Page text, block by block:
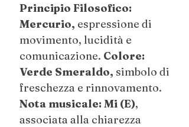
Principio Filosofico:
Mercurio, espressione di
movimento, lucidità e
comunicazione. Colore:
Verde Smeraldo, simbolo di
freschezza e rinnovamento.
Nota musicale: Mi (E),
associata alla chiarezza